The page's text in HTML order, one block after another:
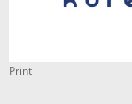
Print